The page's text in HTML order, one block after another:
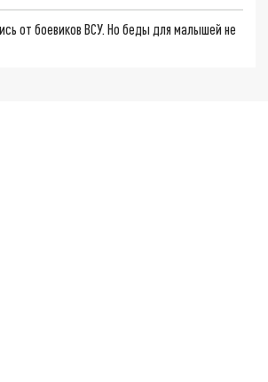
от боевиков ВСУ. Но беды для малышей не